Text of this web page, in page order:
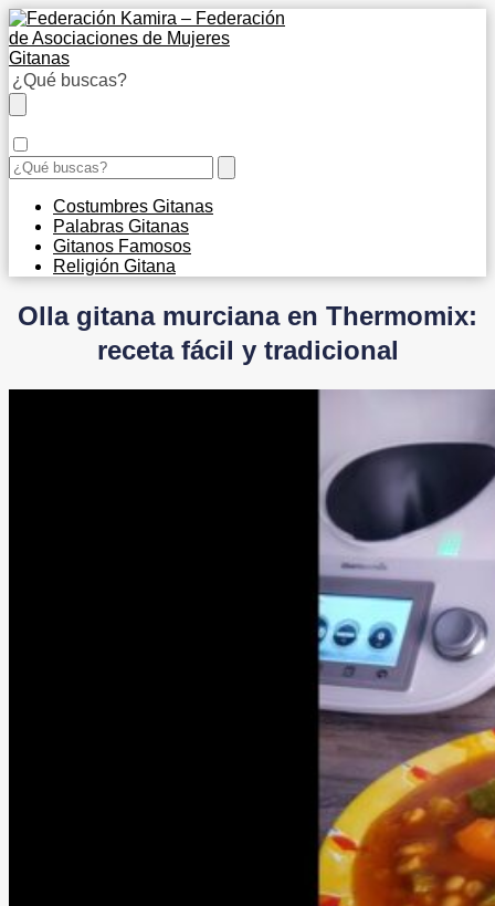
Costumbres Gitanas
Palabras Gitanas
Gitanos Famosos
Religión Gitana
Olla gitana murciana en Thermomix:
receta fácil y tradicional